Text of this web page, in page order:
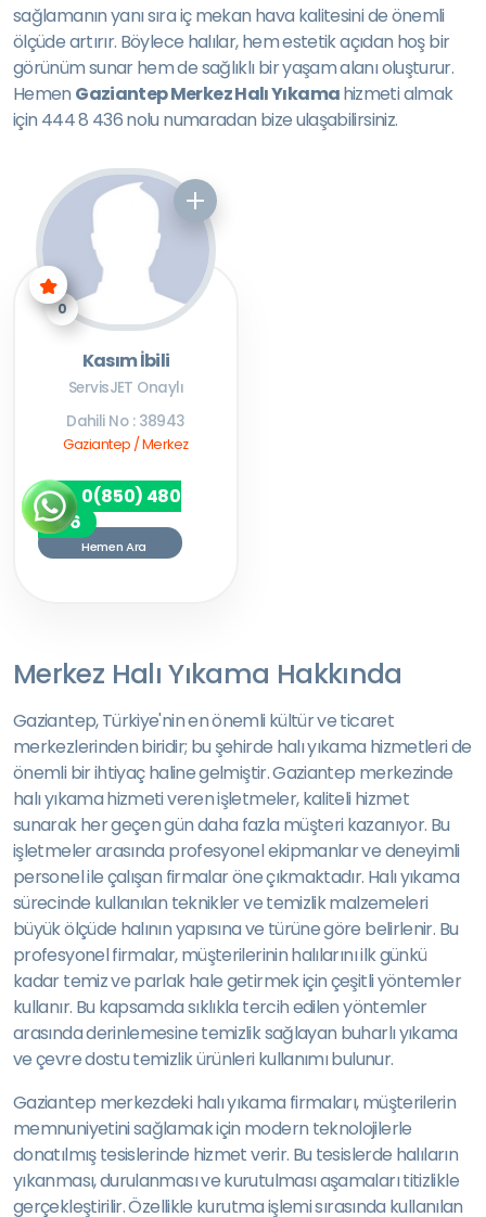
sağlamanın yanı sıra iç mekan hava kalitesini de önemli
ölçüde artırır. Böylece halılar, hem estetik açıdan hoş bir
görünüm sunar hem de sağlıklı bir yaşam alanı oluşturur.
Hemen Gaziantep Merkez Halı Yıkamahizmeti almak
için 444 8 436 nolu numaradan bize ulaşabilirsiniz.
0
Kasım İbili
ServisJET Onaylı
Dahili No : 38943
Gaziantep / Merkez
0(850) 480
7256
Hemen Ara
Merkez Halı Yıkama Hakkında
Gaziantep, Türkiye'nin en önemli kültür ve ticaret
merkezlerinden biridir; bu şehirde halı yıkama hizmetleri de
önemli bir ihtiyaç haline gelmiştir. Gaziantep merkezinde
halı yıkama hizmeti veren işletmeler, kaliteli hizmet
sunarak her geçen gün daha fazla müşteri kazanıyor. Bu
işletmeler arasında profesyonel ekipmanlar ve deneyimli
personel ile çalışan firmalar öne çıkmaktadır. Halı yıkama
sürecinde kullanılan teknikler ve temizlik malzemeleri
büyük ölçüde halının yapısına ve türüne göre belirlenir. Bu
profesyonel firmalar, müşterilerinin halılarını ilk günkü
kadar temiz ve parlak hale getirmek için çeşitli yöntemler
kullanır. Bu kapsamda sıklıkla tercih edilen yöntemler
arasında derinlemesine temizlik sağlayan buharlı yıkama
ve çevre dostu temizlik ürünleri kullanımı bulunur.
Gaziantep merkezdeki halı yıkama firmaları, müşterilerin
memnuniyetini sağlamak için modern teknolojilerle
donatılmış tesislerinde hizmet verir. Bu tesislerde halıların
yıkanması, durulanması ve kurutulması aşamaları titizlikle
gerçekleştirilir. Özellikle kurutma işlemi sırasında kullanılan